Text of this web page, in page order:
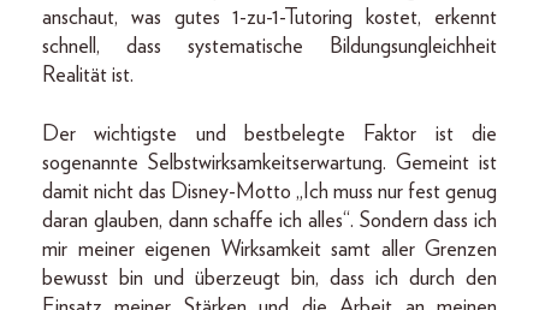
anschaut, was gutes 1-zu-1-Tutoring kostet, erkennt
schnell, dass systematische Bildungsungleichheit
Realität ist.
Der wichtigste und bestbelegte Faktor ist die
sogenannte Selbstwirksamkeitserwartung. Gemeint ist
damit nicht das Disney-Motto „Ich muss nur fest genug
daran glauben, dann schaffe ich alles“. Sondern dass ich
mir meiner eigenen Wirksamkeit samt aller Grenzen
bewusst bin und überzeugt bin, dass ich durch den